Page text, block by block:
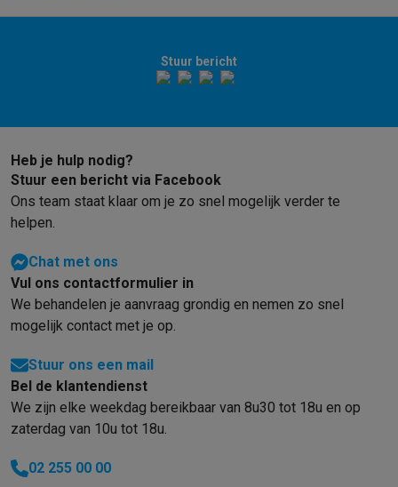
Stuur bericht
Heb je hulp nodig?
Stuur een bericht via Facebook
Ons team staat klaar om je zo snel mogelijk verder te
helpen.
Chat met ons
Vul ons contactformulier in
We behandelen je aanvraag grondig en nemen zo snel
mogelijk contact met je op.
Stuur ons een mail
Bel de klantendienst
We zijn elke weekdag bereikbaar van 8u30 tot 18u en op
zaterdag van 10u tot 18u.
02 255 00 00